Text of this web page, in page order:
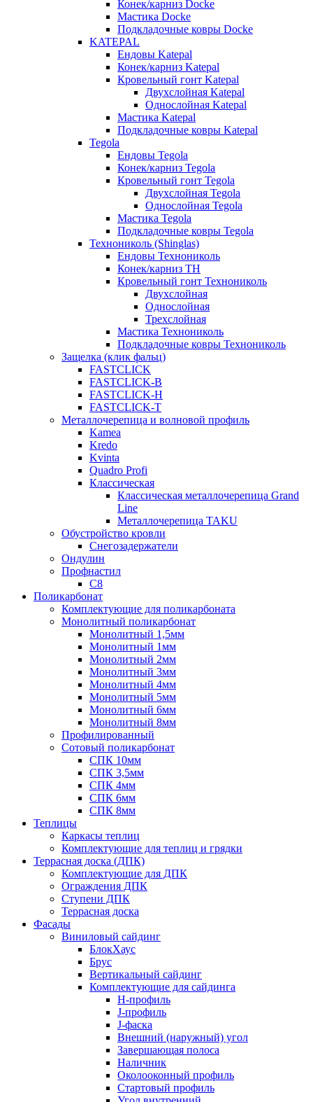
Конек/карниз Docke
Мастика Docke
Подкладочные ковры Docke
KATEPAL
Ендовы Katepal
Конек/карниз Katepal
Кровельный гонт Katepal
Двухслойная Katepal
Однослойная Katepal
Мастика Katepal
Подкладочные ковры Katepal
Tegola
Ендовы Tegola
Конек/карниз Tegola
Кровельный гонт Tegola
Двухслойная Tegola
Однослойная Tegola
Мастика Tegola
Подкладочные ковры Tegola
Технониколь (Shinglas)
Ендовы Технониколь
Конек/карниз ТН
Кровельный гонт Технониколь
Двухслойная
Однослойная
Трехслойная
Мастика Технониколь
Подкладочные ковры Технониколь
Защелка (клик фальц)
FASTCLICK
FASTCLICK-B
FASTCLICK-H
FASTCLICK-T
Металлочерепица и волновой профиль
Kamea
Kredo
Kvinta
Quadro Profi
Классическая
Классическая металлочерепица Grand
Line
Металлочерепица TAKU
Обустройство кровли
Снегозадержатели
Ондулин
Профнастил
С8
Поликарбонат
Комплектующие для поликарбоната
Монолитный поликарбонат
Монолитный 1,5мм
Монолитный 1мм
Монолитный 2мм
Монолитный 3мм
Монолитный 4мм
Монолитный 5мм
Монолитный 6мм
Монолитный 8мм
Профилированный
Сотовый поликарбонат
СПК 10мм
СПК 3,5мм
СПК 4мм
СПК 6мм
СПК 8мм
Теплицы
Каркасы теплиц
Комплектующие для теплиц и грядки
Террасная доска (ДПК)
Комплектующие для ДПК
Ограждения ДПК
Ступени ДПК
Террасная доска
Фасады
Виниловый сайдинг
БлокХаус
Брус
Вертикальный сайдинг
Комплектующие для сайдинга
H-профиль
J-профиль
J-фаска
Внешний (наружный) угол
Завершающая полоса
Наличник
Околооконный профиль
Стартовый профиль